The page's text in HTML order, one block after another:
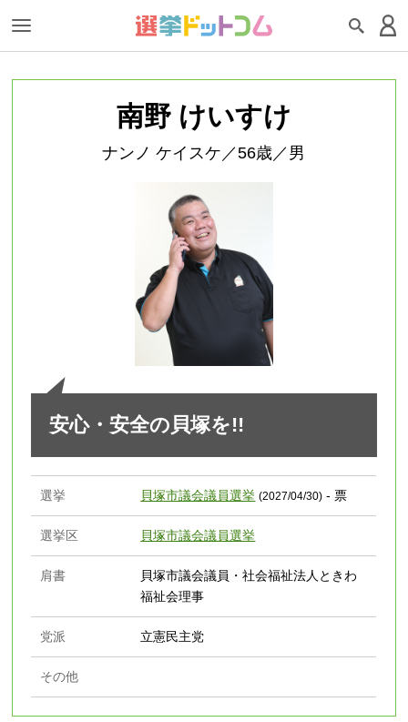
南野 けいすけ
ナンノ ケイスケ／56歳／男
安心・安全の貝塚を!!
選挙 貝塚市議会議員選挙 (2027/04/30) - 票
選挙区 貝塚市議会議員選挙
肩書
貝塚市議会議員・社会福祉法人ときわ
福祉会理事
党派 立憲民主党
その他